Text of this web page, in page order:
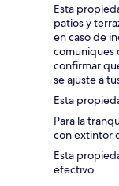
Esta
patios y
en caso de
comuniques
confirmar
se ajuste a
Esta
Para la
con extintor
Esta
efectivo.